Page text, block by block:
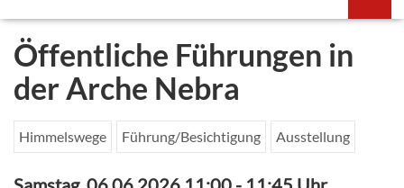
Öffentliche Führungen in
der Arche Nebra
Himmelswege Führung/Besichtigung Ausstellung